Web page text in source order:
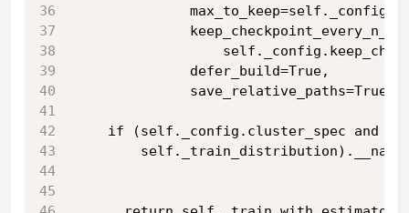
              defer_build=True,
              save_relative_paths=True))
if (self._config.cluster_spec and